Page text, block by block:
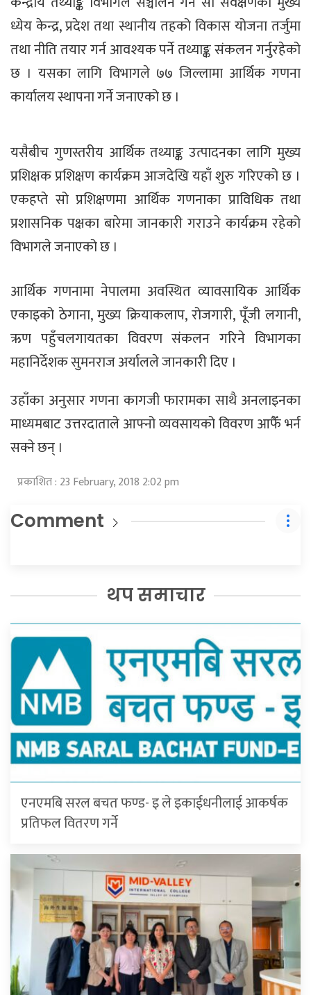
ध्येय केन्द्र, प्रदेश तथा स्थानीय तहको विकास योजना तर्जुमा
तथा नीति तयार गर्न आवश्यक पर्ने तथ्याङ्क संकलन गर्नुरहेको
छ । यसका लागि विभागले ७७ जिल्लामा आर्थिक गणना
कार्यालय स्थापना गर्ने जनाएको छ ।
यसैबीच गुणस्तरीय आर्थिक तथ्याङ्क उत्पादनका लागि मुख्य
प्रशिक्षक प्रशिक्षण कार्यक्रम आजदेखि यहाँ शुरु गरिएको छ ।
एकहप्ते सो प्रशिक्षणमा आर्थिक गणनाका प्राविधिक तथा
प्रशासनिक पक्षका बारेमा जानकारी गराउने कार्यक्रम रहेको
विभागले जनाएको छ ।
आर्थिक गणनामा नेपालमा अवस्थित व्यावसायिक आर्थिक
एकाइको ठेगाना, मुख्य क्रियाकलाप, रोजगारी, पूँजी लगानी,
ऋण पहुँचलगायतका विवरण संकलन गरिने विभागका
महानिर्देशक सुमनराज अर्यालले जानकारी दिए ।
उहाँका अनुसार गणना कागजी फारामका साथै अनलाइनका
माध्यमबाट उत्तरदाताले आफ्नो व्यवसायको विवरण आफैँ भर्न
सक्ने छन् ।
प्रकाशित : 23 February, 2018 2:02 pm
Comment
थप समाचार
एनएमबि सरल बचत फण्ड- इ ले इकाईधनीलाई आकर्षक
प्रतिफल वितरण गर्ने